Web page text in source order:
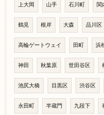
上大岡 山手 石川町 関
鶴見 根岸 大森 品川区
高輪ゲートウェイ 田町 浜
神田 秋葉原 世田谷区
池尻大橋 目黒区 渋谷区
永田町 半蔵門 九段下